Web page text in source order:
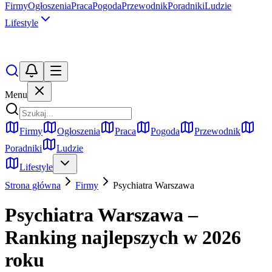
FirmyOgłoszeniaPracaPogodaPrzewodnikPoradnikiLudzie
Lifestyle
Menu
Firmy Ogłoszenia Praca Pogoda
Przewodnik
Poradniki
Ludzie
Lifestyle
Strona główna
Firmy Psychiatra Warszawa
Psychiatra Warszawa –
Ranking najlepszych w 2026
roku